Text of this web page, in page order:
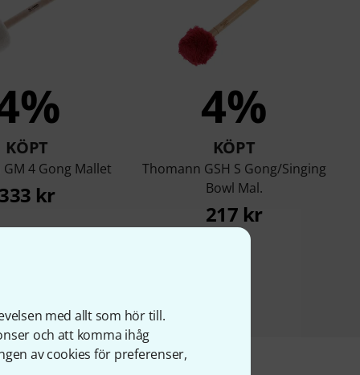
med allt som hör till.
och att komma ihåg
av cookies för preferenser,
KÖPT
4 Gong Mallet
333 kr
4%
KÖPT
Thomann GSH S Gong/Singing
Bowl Mal.
217 kr